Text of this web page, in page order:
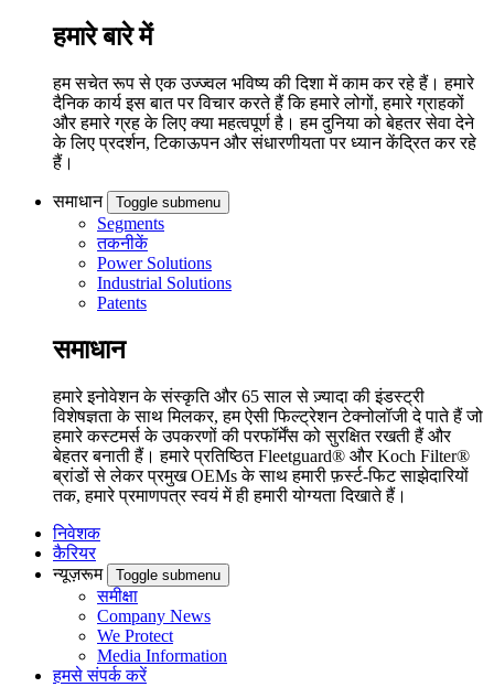
हमारे बारे में
हम सचेत रूप से एक उज्ज्वल भविष्य की दिशा में काम कर रहे हैं। हमारे
दैनिक कार्य इस बात पर विचार करते हैं कि हमारे लोगों, हमारे ग्राहकों
और हमारे ग्रह के लिए क्या महत्वपूर्ण है। हम दुनिया को बेहतर सेवा देने
के लिए प्रदर्शन, टिकाऊपन और संधारणीयता पर ध्यान केंद्रित कर रहे
हैं।
समाधान Toggle submenu
Segments
तकनीकें
Power Solutions
Industrial Solutions
Patents
समाधान
हमारे इनोवेशन के संस्कृति और 65 साल से ज़्यादा की इंडस्ट्री
विशेषज्ञता के साथ मिलकर, हम ऐसी फिल्ट्रेशन टेक्नोलॉजी दे पाते हैं जो
हमारे कस्टमर्स के उपकरणों की परफॉर्मेंस को सुरक्षित रखती हैं और
बेहतर बनाती हैं। हमारे प्रतिष्ठित Fleetguard® और Koch Filter®
ब्रांडों से लेकर प्रमुख OEMs के साथ हमारी फ़र्स्ट-फिट साझेदारियों
तक, हमारे प्रमाणपत्र स्वयं में ही हमारी योग्यता दिखाते हैं।
निवेशक
कैरियर
न्यूज़रूम
Toggle submenu
समीक्षा
Company News
We Protect
Media Information
हमसे संपर्क करें